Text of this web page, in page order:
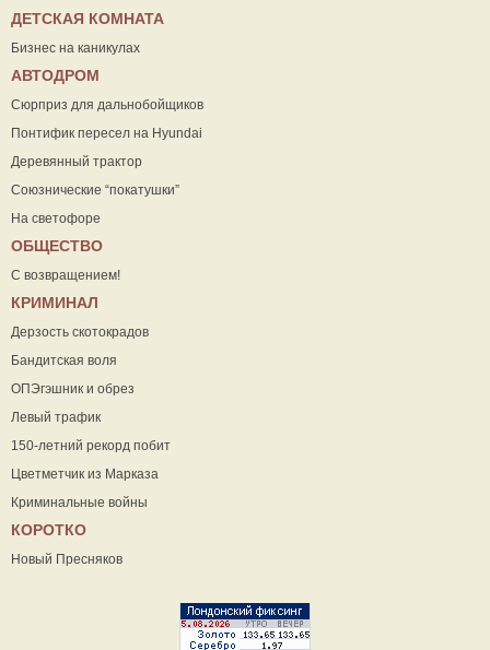
ДЕТСКАЯ КОМНАТА
Бизнес на каникулах
АВТОДРОМ
Сюрприз для дальнобойщиков
Понтифик пересел на Hyundai
Деревянный трактор
Союзнические “покатушки”
На светофоре
ОБЩЕСТВО
С возвращением!
КРИМИНАЛ
Дерзость скотокрадов
Бандитская воля
ОПЭгэшник и обрез
Левый трафик
150-летний рекорд побит
Цветметчик из Марказа
Криминальные войны
КОРОТКО
Новый Пресняков